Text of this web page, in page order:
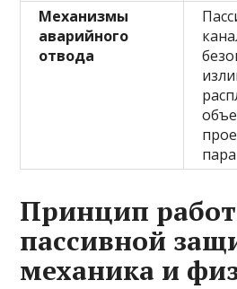
Механизмы
аварийного
отвода
Принцип
пассивной
механика и